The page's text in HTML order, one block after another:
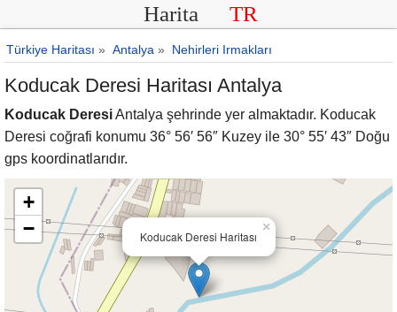
Harita TR
Türkiye Haritası » Antalya » Nehirleri Irmakları
Koducak Deresi Haritası Antalya
Koducak DeresiAntalya şehrinde yer almaktadır. Koducak
Deresi coğrafi konumu 36° 56′ 56″ Kuzey ile 30° 55′ 43″ Doğu
gps koordinatlarıdır.
Koducak Deresi Haritası
×
+
−